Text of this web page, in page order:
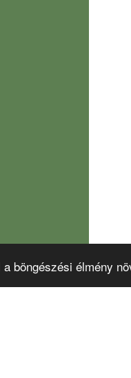
böngészési élmény